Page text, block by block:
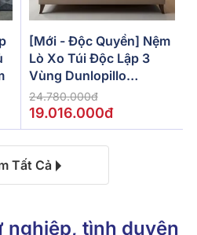
[Mới - Độc Quyền] Nệm
Lò Xo Túi Độc Lập 3
Vùng Dunlopillo
De.Stress Powerful
24.780.000đ
19.016.000đ
Tất Cả
nghiệp, tình duyên